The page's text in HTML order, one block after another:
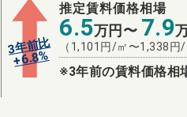
3年前比
+6.8%
推定賃料価格相場
6.5万円〜 7.9
（ 1,101 円/㎡〜1,338 円
※3年前の賃料価格相